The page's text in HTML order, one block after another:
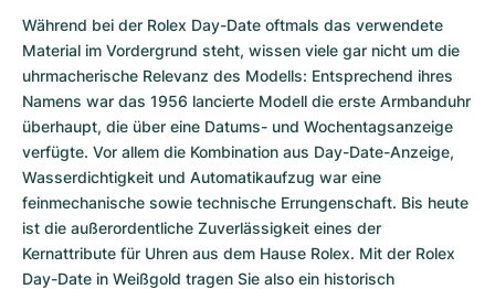
Während bei der Rolex Day-Date oftmals das verwendete
Material im Vordergrund steht, wissen viele gar nicht um die
uhrmacherische Relevanz des Modells: Entsprechend ihres
Namens war das 1956 lancierte Modell die erste Armbanduhr
überhaupt, die über eine Datums- und Wochentagsanzeige
verfügte. Vor allem die Kombination aus Day-Date-Anzeige,
Wasserdichtigkeit und Automatikaufzug war eine
feinmechanische sowie technische Errungenschaft. Bis heute
ist die außerordentliche Zuverlässigkeit eines der
Kernattribute für Uhren aus dem Hause Rolex. Mit der Rolex
Day-Date in Weißgold tragen Sie also ein historisch